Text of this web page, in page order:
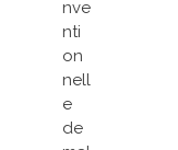
nve
nti
on
nell
e
de